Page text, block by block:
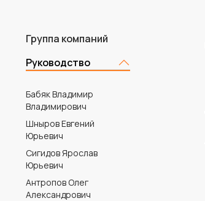
Группа компаний
Руководство
Бабяк Владимир
Владимирович
Шныров Евгений
Юрьевич
Сигидов Ярослав
Юрьевич
Антропов Олег
Александрович